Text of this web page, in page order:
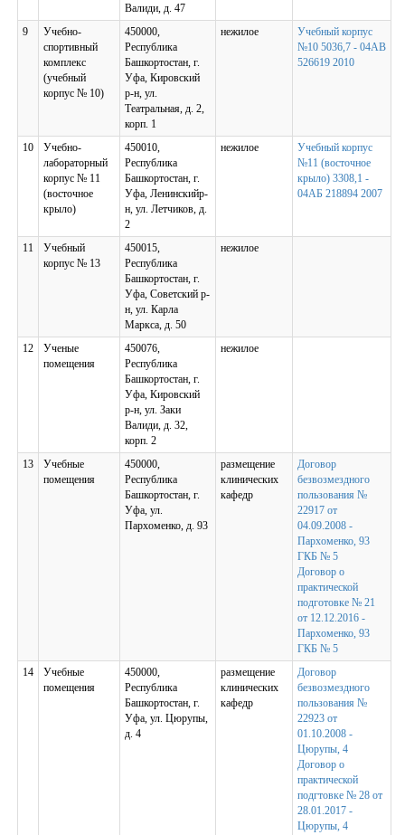
Валиди, д. 47
9
Учебно-
спортивный
комплекс
(учебный
корпус № 10)
450000,
Республика
Башкортостан, г.
Уфа, Кировский
р-н, ул.
Театральная, д. 2,
корп. 1
нежилое
Учебный корпус
№10 5036,7 - 04АВ
526619 2010
10
Учебно-
лабораторный
корпус № 11
(восточное
крыло)
450010,
Республика
Башкортостан, г.
Уфа, Ленинскийр-
н, ул. Летчиков, д.
2
нежилое
Учебный корпус
№11 (восточное
крыло) 3308,1 -
04АБ 218894 2007
11
Учебный
корпус № 13
450015,
Республика
Башкортостан, г.
Уфа, Советский р-
н, ул. Карла
Маркса, д. 50
нежилое
12
Ученые
помещения
450076,
Республика
Башкортостан, г.
Уфа, Кировский
р-н, ул. Заки
Валиди, д. 32,
корп. 2
нежилое
13
Учебные
помещения
450000,
Республика
Башкортостан, г.
Уфа, ул.
Пархоменко, д. 93
размещение
клинических
кафедр
Договор
безвозмездного
пользования №
22917 от
04.09.2008 -
Пархоменко, 93
ГКБ № 5
Договор о
практической
подготовке № 21
от 12.12.2016 -
Пархоменко, 93
ГКБ № 5
14
Учебные
помещения
450000,
Республика
Башкортостан, г.
Уфа, ул. Цюрупы,
д. 4
размещение
клинических
кафедр
Договор
безвозмездного
пользования №
22923 от
01.10.2008 -
Цюрупы, 4
Договор о
практической
подгтовке № 28 от
28.01.2017 -
Цюрупы, 4